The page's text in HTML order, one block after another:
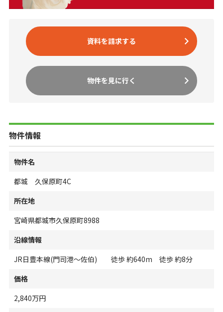
資料を請求する
物件を見に行く
物件情報
物件名
都城 久保原町4C
所在地
宮崎県都城市久保原町8988
沿線情報
JR日豊本線(門司港～佐伯) 徒歩 約640m 徒歩 約8分
価格
2,840万円